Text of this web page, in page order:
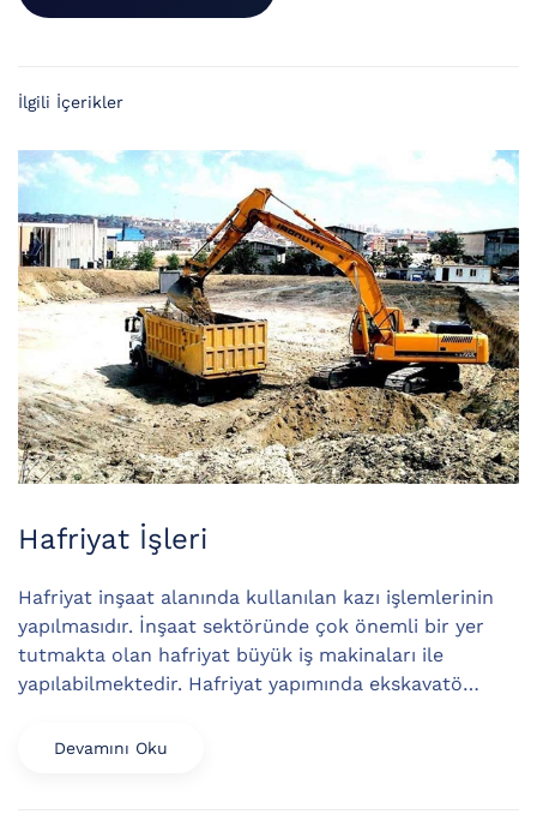
İlgili İçerikler
Hafriyat İşleri
Hafriyat inşaat alanında kullanılan kazı işlemlerinin
yapılmasıdır. İnşaat sektöründe çok önemli bir yer
tutmakta olan hafriyat büyük iş makinaları ile
yapılabilmektedir. Hafriyat yapımında ekskavatö…
Devamını Oku